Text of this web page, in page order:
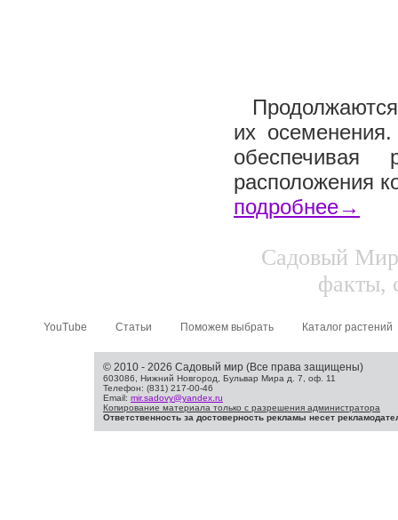
их
обеспечивая
расположения
подробнее→
Садовый
факты,
YouTube Статьи Поможем выбрать Каталог растений
© 2010 - 2026 Садовый мир (Все права защищены)
603086, Нижний Новгород, Бульвар Мира д. 7, оф. 11
Телефон: (831) 217-00-46
Email: mir.sadovy@yandex.ru
Копирование материала только с разрешения администратора
Ответственность за достоверность рекламы несет